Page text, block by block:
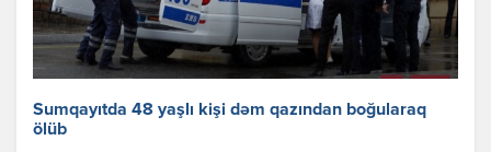
Sumqayıtda 48 yaşlı kişi dəm qazından boğularaq
ölüb